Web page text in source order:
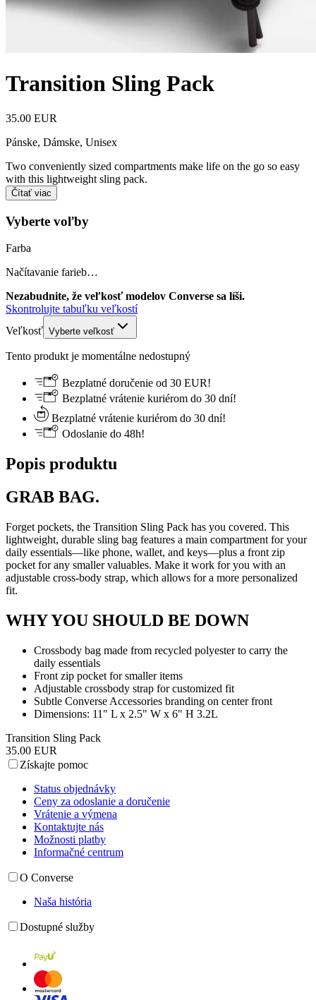
Transition Sling Pack
35.00 EUR
Pánske, Dámske, Unisex
Two conveniently sized compartments make life on the go so easy
with this lightweight sling pack.
Čítať viac
Vyberte voľby
Farba
Načítavanie farieb…
Nezabudnite, že veľkosť modelov Converse sa líši.
Skontrolujte tabuľku veľkostí
Veľkosť Vyberte veľkosť
Tento produkt je momentálne nedostupný
Bezplatné doručenie od 30 EUR!
Bezplatné vrátenie kuriérom do 30 dní!
Bezplatné vrátenie kuriérom do 30 dní!
Odoslanie do 48h!
Popis produktu
GRAB BAG.
Forget pockets, the Transition Sling Pack has you covered. This
lightweight, durable sling bag features a main compartment for your
daily essentials—like phone, wallet, and keys—plus a front zip
pocket for any smaller valuables. Make it work for you with an
adjustable cross-body strap, which allows for a more personalized
fit.
WHY YOU SHOULD BE DOWN
Crossbody bag made from recycled polyester to carry the
daily essentials
Front zip pocket for smaller items
Adjustable crossbody strap for customized fit
Subtle Converse Accessories branding on center front
Dimensions: 11" L x 2.5" W x 6" H 3.2L
Transition Sling Pack
35.00 EUR
Získajte pomoc
Status objednávky
Ceny za odoslanie a doručenie
Vrátenie a výmena
Kontaktujte nás
Možnosti platby
Informačné centrum
O Converse
Naša história
Dostupné služby